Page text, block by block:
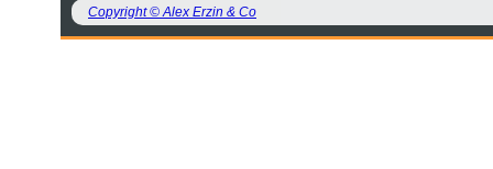
Copyright © Alex Erzin & Co